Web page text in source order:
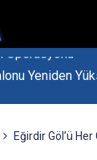
Yeniden
Eğirdir Göl’ü